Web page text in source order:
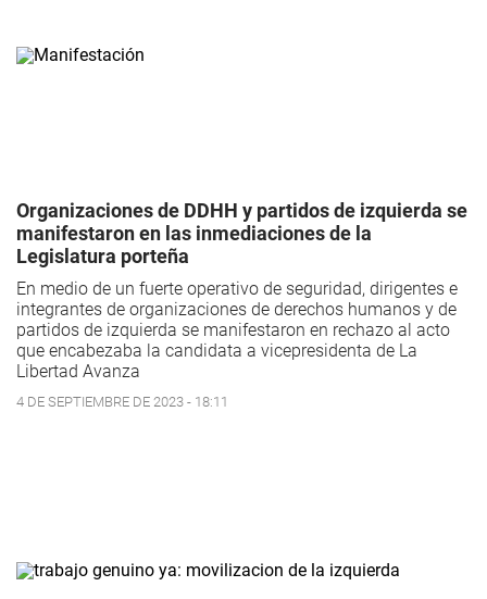
Organizaciones de DDHH y partidos de izquierda se
manifestaron en las inmediaciones de la
Legislatura porteña
En medio de un fuerte operativo de seguridad, dirigentes e
integrantes de organizaciones de derechos humanos y de
partidos de izquierda se manifestaron en rechazo al acto
que encabezaba la candidata a vicepresidenta de La
Libertad Avanza
4 DE SEPTIEMBRE DE 2023 - 18:11